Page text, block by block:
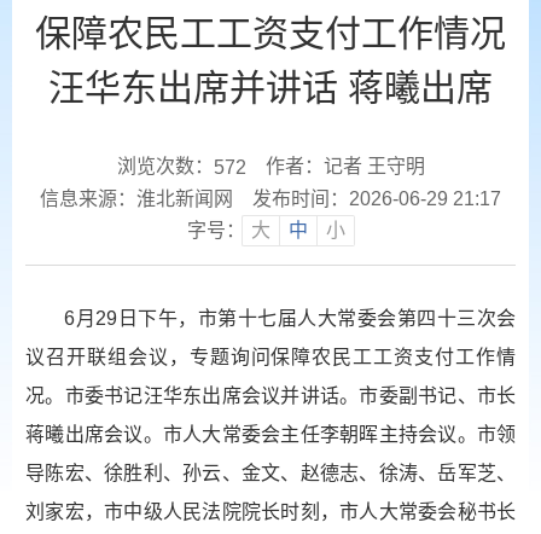
保障农民工工资支付工作情况
汪华东出席并讲话 蒋曦出席
浏览次数： 572
作者：记者 王守明
信息来源：淮北新闻网
发布时间：2026-06-29 21:17
字号：
大 中 小
6月29日下午，市第十七届人大常委会第四十三次会
议召开联组会议，专题询问保障农民工工资支付工作情
况。市委书记汪华东出席会议并讲话。市委副书记、市长
蒋曦出席会议。市人大常委会主任李朝晖主持会议。市领
导陈宏、徐胜利、孙云、金文、赵德志、徐涛、岳军芝、
刘家宏，市中级人民法院院长时刻，市人大常委会秘书长